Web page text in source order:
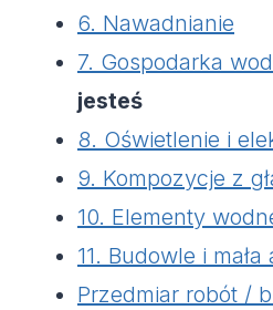
6. Nawadnianie
7. Gospodarka
jesteś
8. Oświetlenie i
9. Kompozycje z
10. Elementy
11. Budowle i
Przedmiar robót /